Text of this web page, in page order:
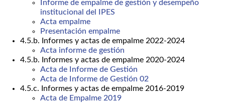
Informe de empalme de gestión y desempeño
institucional del IPES
Acta empalme
Presentación empalme
4.5.b. Informes y actas de empalme 2022-2024
Acta informe de gestión
4.5.b. Informes y actas de empalme 2020-2024
Acta de Informe de Gestión
Acta de Informe de Gestión 02
4.5.c. Informes y actas de empalme 2016-2019
Acta de Empalme 2019